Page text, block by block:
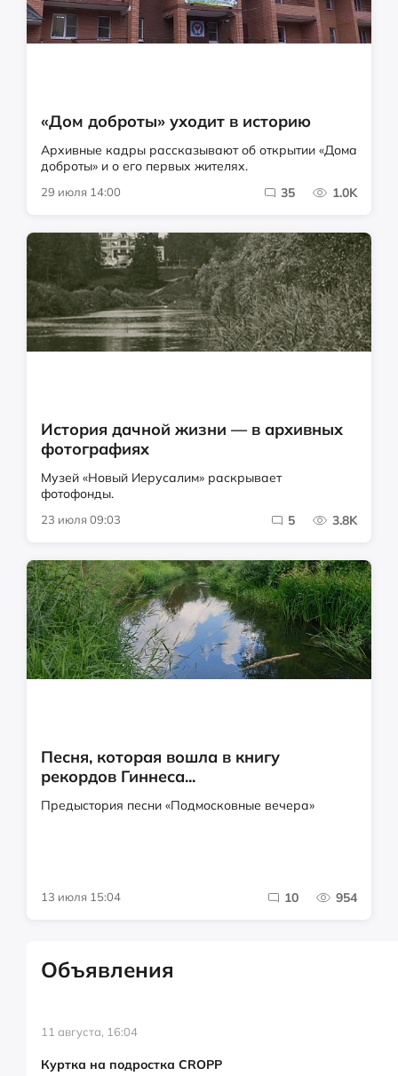
«Дом доброты» уходит в историю
Архивные кадры рассказывают об открытии «Дома
доброты» и о его первых жителях.
29 июля 14:00 35 1.0K
История дачной жизни — в архивных
фотографиях
Музей «Новый Иерусалим» раскрывает
фотофонды.
23 июля 09:03 5 3.8K
Песня, которая вошла в книгу
рекордов Гиннеса...
Предыстория песни «Подмосковные вечера»
13 июля 15:04 10 954
Объявления
11 августа, 16:04
Куртка на подростка CROPP